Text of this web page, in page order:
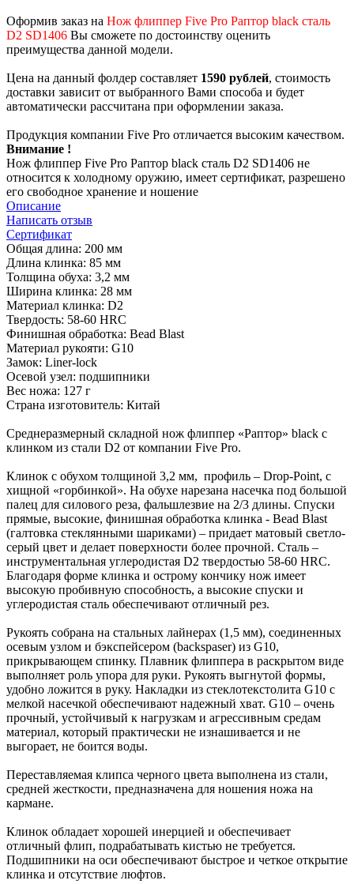
Оформив заказ на Нож флиппер Five Pro Раптор black сталь
D2 SD1406 Вы сможете по достоинству оценить
преимущества данной модели.
Цена на данный фолдер составляет 1590 рублей, стоимость
доставки зависит от выбранного Вами способа и будет
автоматически рассчитана при оформлении заказа.
Продукция компании Five Pro отличается высоким качеством.
Внимание !
Нож флиппер Five Pro Раптор black сталь D2 SD1406 не
относится к холодному оружию, имеет сертификат, разрешено
его свободное хранение и ношение
Описание
Написать отзыв
Сертификат
Общая длина: 200 мм
Длина клинка: 85 мм
Толщина обуха: 3,2 мм
Ширина клинка: 28 мм
Материал клинка: D2
Твердость: 58-60 HRC
Финишная обработка: Bead Blast
Материал рукояти: G10
Замок: Liner-lock
Осевой узел: подшипники
Вес ножа: 127 г
Страна изготовитель: Китай
Среднеразмерный складной нож флиппер «Раптор» black с
клинком из стали D2 от компании Five Pro.
Клинок с обухом толщиной 3,2 мм, профиль – Drop-Point, с
хищной «горбинкой». На обухе нарезана насечка под большой
палец для силового реза, фальшлезвие на 2/3 длины. Спуски
прямые, высокие, финишная обработка клинка - Bead Blast
(галтовка стеклянными шариками) – придает матовый светло-
серый цвет и делает поверхности более прочной. Сталь –
инструментальная углеродистая D2 твердостью 58-60 HRC.
Благодаря форме клинка и острому кончику нож имеет
высокую пробивную способность, а высокие спуски и
углеродистая сталь обеспечивают отличный рез.
Рукоять собрана на стальных лайнерах (1,5 мм), соединенных
осевым узлом и бэкспейсером (backspaser) из G10,
прикрывающем спинку. Плавник флиппера в раскрытом виде
выполняет роль упора для руки. Рукоять выгнутой формы,
удобно ложится в руку. Накладки из стеклотекстолита G10 с
мелкой насечкой обеспечивают надежный хват. G10 – очень
прочный, устойчивый к нагрузкам и агрессивным средам
материал, который практически не изнашивается и не
выгорает, не боится воды.
Переставляемая клипса черного цвета выполнена из стали,
средней жесткости, предназначена для ношения ножа на
кармане.
Клинок обладает хорошей инерцией и обеспечивает
отличный флип, подрабатывать кистью не требуется.
Подшипники на оси обеспечивают быстрое и четкое открытие
клинка и отсутствие люфтов.